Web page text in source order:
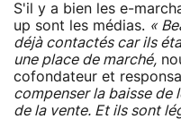
S'il y a bien les e-
up sont les médias. «
déjà contactés car ils
une place de marché,
cofondateur et
compenser la baisse de
de la vente. Et ils sont